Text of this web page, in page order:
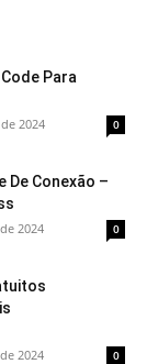
Para
2024 0
De Conexão –
2024 0
2024 0